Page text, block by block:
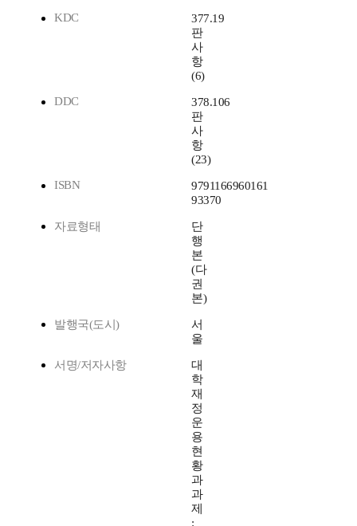
KDC
377.19
판
사
항
(6)
DDC
378.106
판
사
항
(23)
ISBN
9791166960161
93370
자료형태
단
행
본
(다
권
본)
발행국(도시)
서
울
서명/저자사항
대
학
재
정
운
용
현
황
과
과
제
: